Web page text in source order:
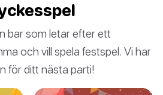
bar som letar efter ett
och vill spela festspel. Vi har
för ditt nästa parti!